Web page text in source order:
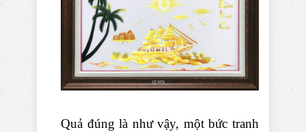
Quả đúng là như vậy, một bức tranh